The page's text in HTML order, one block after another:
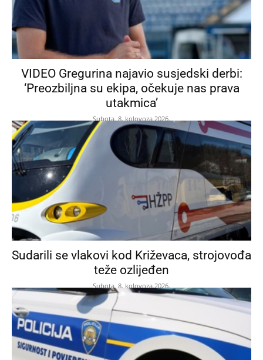
VIDEO Gregurina najavio susjedski derbi:
‘Preozbiljna su ekipa, očekuje nas prava
utakmica’
Subota, 8. kolovoza 2026.
Sudarili se vlakovi kod Križevaca, strojovođa
teže ozlijeđen
Subota, 8. kolovoza 2026.